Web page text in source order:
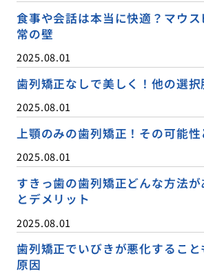
食事や会話は本当に快適？マウ
常の壁
2025.08.01
歯列矯正なしで美しく！他の選
2025.08.01
上顎のみの歯列矯正！その可能性
2025.08.01
すきっ歯の歯列矯正どんな方法
とデメリット
2025.08.01
歯列矯正でいびきが悪化するこ
原因